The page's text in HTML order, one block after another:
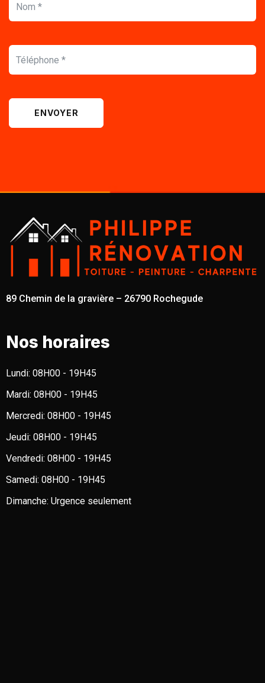
ENVOYER
89 Chemin de la gravière – 26790 Rochegude
Nos horaires
Lundi: 08H00 - 19H45
Mardi: 08H00 - 19H45
Mercredi: 08H00 - 19H45
Jeudi: 08H00 - 19H45
Vendredi: 08H00 - 19H45
Samedi: 08H00 - 19H45
Dimanche: Urgence seulement